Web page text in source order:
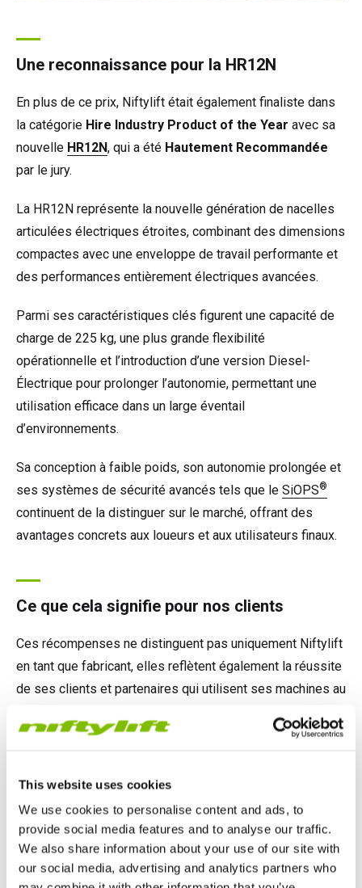
This website uses cookies
We use cookies to personalise content and ads, to
provide social media features and to analyse our traffic.
We also share information about your use of our site with
our social media, advertising and analytics partners who
Une reconnaissance pour la HR12N
En plus de ce prix, Niftylift était également finaliste dans
la catégorie Hire Industry Product of the Year avec sa
nouvelle HR12N, qui a été Hautement Recommandée
par le jury.
La HR12N représente la nouvelle génération de nacelles
articulées électriques étroites, combinant des dimensions
compactes avec une enveloppe de travail performante et
des performances entièrement électriques avancées.
Parmi ses caractéristiques clés figurent une capacité de
charge de 225 kg, une plus grande flexibilité
opérationnelle et l’introduction d’une version Diesel-
Électrique pour prolonger l’autonomie, permettant une
utilisation efficace dans un large éventail
d’environnements.
Sa conception à faible poids, son autonomie prolongée et
ses systèmes de sécurité avancés tels que le SiOPS®
continuent de la distinguer sur le marché, offrant des
avantages concrets aux loueurs et aux utilisateurs finaux.
Ce que cela signifie pour nos clients
Ces récompenses ne distinguent pas uniquement Niftylift
en tant que fabricant, elles reflètent également la réussite
de ses clients et partenaires qui utilisent ses machines au
coûts d’exploitation et à répondre aux exigences des
chantiers modernes.